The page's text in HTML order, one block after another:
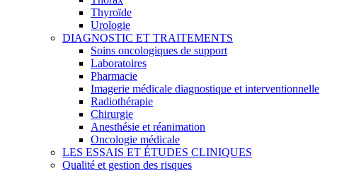
Thyroïde
Urologie
DIAGNOSTIC ET TRAITEMENTS
Soins oncologiques de support
Laboratoires
Pharmacie
Imagerie médicale diagnostique et interventionnelle
Radiothérapie
Chirurgie
Anesthésie et réanimation
Oncologie médicale
LES ESSAIS ET ÉTUDES CLINIQUES
Qualité et gestion des risques